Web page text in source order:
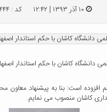
کد : ۳۴۴۴
دانشگاه کاشان با حکم استاندار
دانشگاه کاشان با حکم استاندار
است: بنا به پیشنهاد معاون
کاشان منصوب می نمایم.